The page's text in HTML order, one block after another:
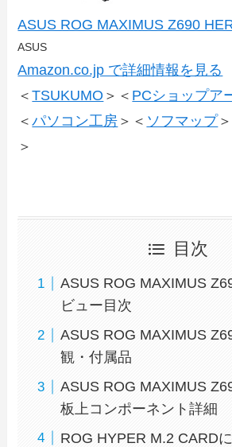
ASUS ROG MAXIMUS Z690
ASUS
Amazon.co.jp で詳細情報を見る
＜TSUKUMO ＞＜ PCショップア
＜パソコン工房 ＞＜ ソフマップ
＞
目次
ASUS ROG MAXIMUS
ビュー目次
ASUS ROG MAXIMUS
観・付属品
ASUS ROG MAXIMUS
板上コンポーネント詳細
ROG HYPER M.2 CARD